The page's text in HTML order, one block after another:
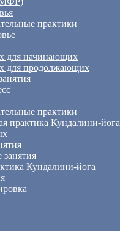
практики
для начинающих
для продолжающих
практики
практика Кундалини-йога
Кундалини-йога